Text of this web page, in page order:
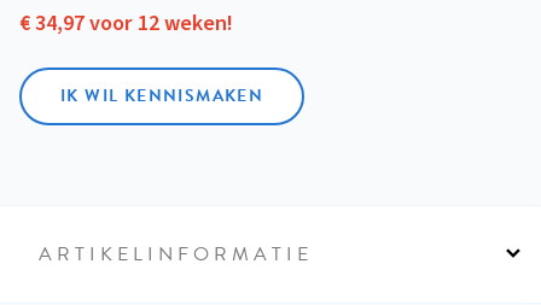
€ 34,97 voor 12 weken!
IK WIL KENNISMAKEN
ARTIKELINFORMATIE